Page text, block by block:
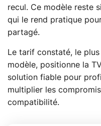
recul. Ce modèle reste
qui le rend pratique
partagé.
Le tarif constaté, le
modèle, positionne la
solution fiable pour
multiplier les
compatibilité.